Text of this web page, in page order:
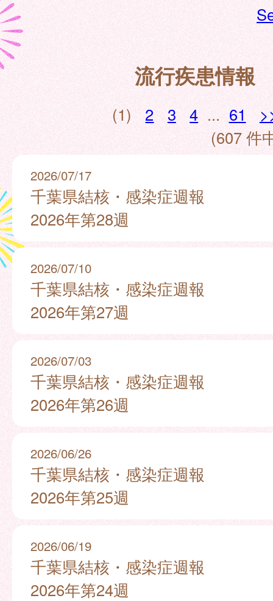
流行疾患情報
(1) 2 3 4 ... 61
(607 件
2026/07/17
千葉県結核・感染症週報
2026年第28週
2026/07/10
千葉県結核・感染症週報
2026年第27週
2026/07/03
千葉県結核・感染症週報
2026年第26週
2026/06/26
千葉県結核・感染症週報
2026年第25週
2026/06/19
千葉県結核・感染症週報
2026年第24週